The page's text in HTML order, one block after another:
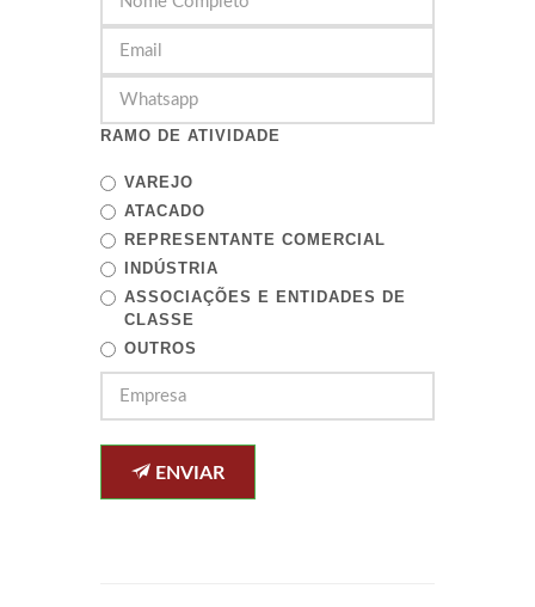
RAMO DE ATIVIDADE
VAREJO
ATACADO
REPRESENTANTE COMERCIAL
INDÚSTRIA
ASSOCIAÇÕES E ENTIDADES DE
CLASSE
OUTROS
ENVIAR